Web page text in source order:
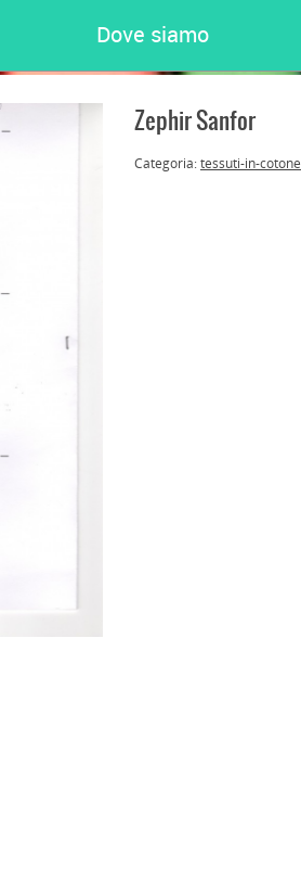
Dove siamo
Zephir Sanfor
Categoria:tessuti-in-cotone